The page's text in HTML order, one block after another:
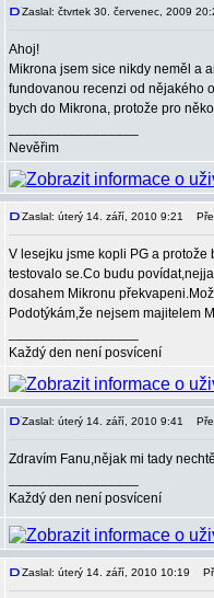
Zaslal: čtvrtek 30. červenec, 2009
Ahoj!
Mikrona jsem sice nikdy neměl a
fundovanou recenzi od nějakého
bych do Mikrona, protože pro
Nevěřim
Zaslal: úterý 14. září, 2010 9:21
V lesejku jsme kopli PG a protože
testovalo se.Co budu
dosahem Mikronu
Podotýkám,že nejsem majitelem
Každý den není posvícení
Zaslal: úterý 14. září, 2010 9:41
Zdravím Fanu,nějak mi tady
Každý den není posvícení
Zaslal: úterý 14. září, 2010 10:19